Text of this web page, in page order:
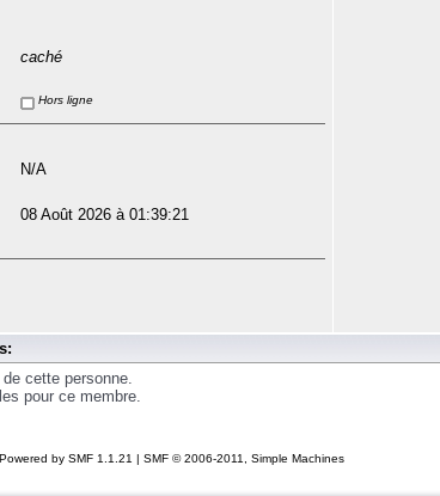
caché
Hors ligne
N/A
08 Août 2026 à 01:39:21
cette personne.
pour ce membre.
Powered by SMF 1.1.21 | SMF © 2006-2011, Simple Machines